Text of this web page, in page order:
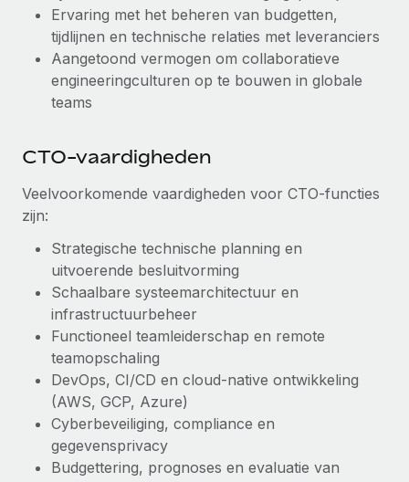
Ervaring met het beheren van budgetten,
tijdlijnen en technische relaties met leveranciers
Aangetoond vermogen om collaboratieve
engineeringculturen op te bouwen in globale
teams
CTO-vaardigheden
Veelvoorkomende vaardigheden voor CTO-functies
zijn:
Strategische technische planning en
uitvoerende besluitvorming
Schaalbare systeemarchitectuur en
infrastructuurbeheer
Functioneel teamleiderschap en remote
teamopschaling
DevOps, CI/CD en cloud-native ontwikkeling
(AWS, GCP, Azure)
Cyberbeveiliging, compliance en
gegevensprivacy
Budgettering, prognoses en evaluatie van